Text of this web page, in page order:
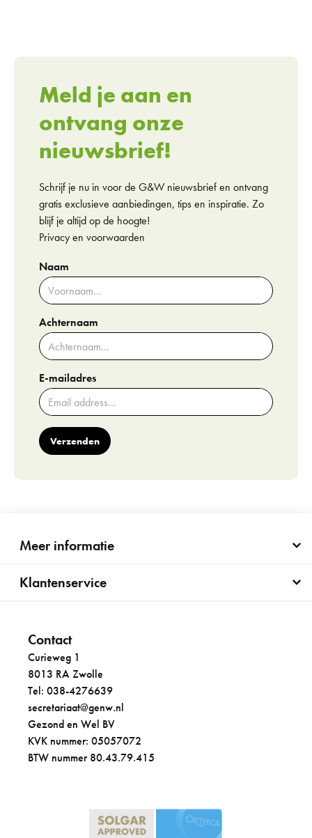
Meld je aan en
ontvang onze
nieuwsbrief!
Schrijf je nu in voor de G&W nieuwsbrief en ontvang
gratis exclusieve aanbiedingen, tips en inspiratie. Zo
blijf je altijd op de hoogte!
Privacy en voorwaarden
Naam
Achternaam
E-mailadres
Verzenden
Meer informatie
Klantenservice
Contact
Curieweg 1
8013 RA Zwolle
Tel: 038-4276639
secretariaat@genw.nl
Gezond en Wel BV
KVK nummer: 05057072
BTW nummer 80.43.79.415